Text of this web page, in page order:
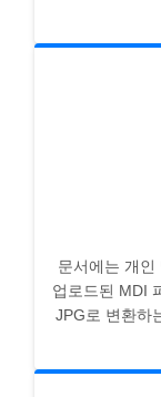
문서에는 개
업로드된 MDI
JPG로 변환하